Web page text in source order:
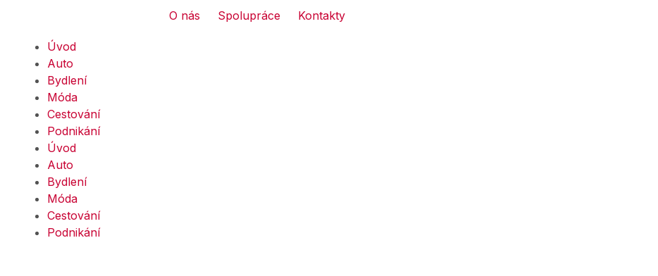
O nás Spolupráce Kontakty
Úvod
Auto
Bydlení
Móda
Cestování
Podnikání
Úvod
Auto
Bydlení
Móda
Cestování
Podnikání